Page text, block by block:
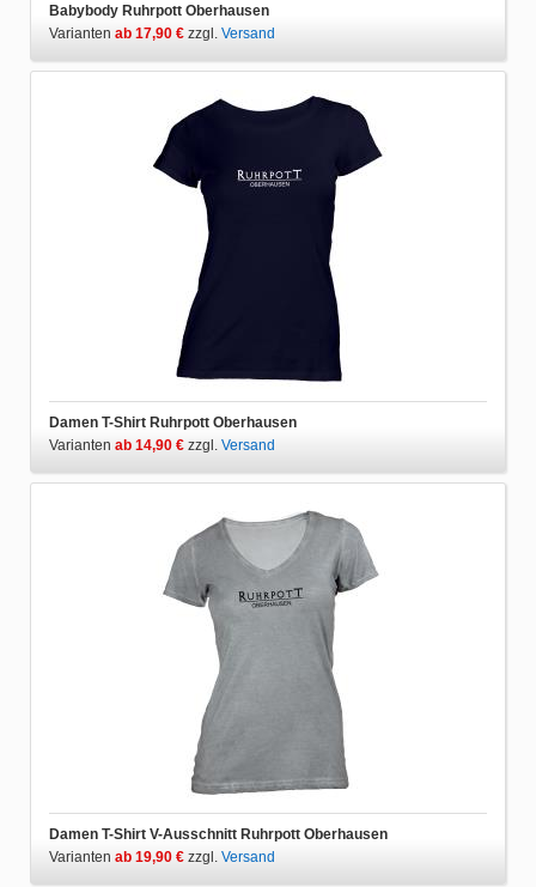
Babybody Ruhrpott Oberhausen
Varianten ab 17,90 € zzgl. Versand
Damen T-Shirt Ruhrpott Oberhausen
Varianten ab 14,90 € zzgl. Versand
Damen T-Shirt V-Ausschnitt Ruhrpott Oberhausen
Varianten ab 19,90 € zzgl. Versand